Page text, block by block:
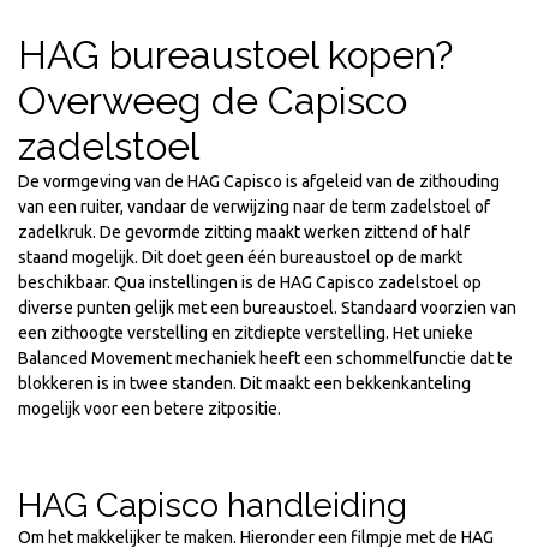
HAG bureaustoel kopen?
Overweeg de Capisco
zadelstoel
De vormgeving van de HAG Capisco is afgeleid van de zithouding
van een ruiter, vandaar de verwijzing naar de term zadelstoel of
zadelkruk. De gevormde zitting maakt werken zittend of half
staand mogelijk. Dit doet geen één bureaustoel op de markt
beschikbaar. Qua instellingen is de HAG Capisco zadelstoel op
diverse punten gelijk met een bureaustoel. Standaard voorzien van
een zithoogte verstelling en zitdiepte verstelling. Het unieke
Balanced Movement mechaniek heeft een schommelfunctie dat te
blokkeren is in twee standen. Dit maakt een bekkenkanteling
mogelijk voor een betere zitpositie.
HAG Capisco handleiding
Om het makkelijker te maken. Hieronder een filmpje met de HAG